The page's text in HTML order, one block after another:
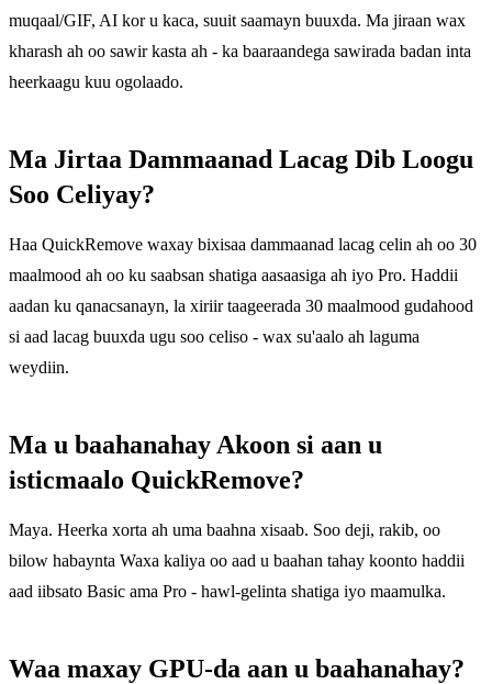
muqaal/GIF, AI kor u kaca, suuit saamayn buuxda. Ma jiraan wax
kharash ah oo sawir kasta ah - ka baaraandega sawirada badan inta
heerkaagu kuu ogolaado.
Ma Jirtaa Dammaanad Lacag Dib Loogu
Soo Celiyay?
Haa QuickRemove waxay bixisaa dammaanad lacag celin ah oo 30
maalmood ah oo ku saabsan shatiga aasaasiga ah iyo Pro. Haddii
aadan ku qanacsanayn, la xiriir taageerada 30 maalmood gudahood
si aad lacag buuxda ugu soo celiso - wax su'aalo ah laguma
weydiin.
Ma u baahanahay Akoon si aan u
isticmaalo QuickRemove?
Maya. Heerka xorta ah uma baahna xisaab. Soo deji, rakib, oo
bilow habaynta Waxa kaliya oo aad u baahan tahay koonto haddii
aad iibsato Basic ama Pro - hawl-gelinta shatiga iyo maamulka.
Waa maxay GPU-da aan u baahanahay?